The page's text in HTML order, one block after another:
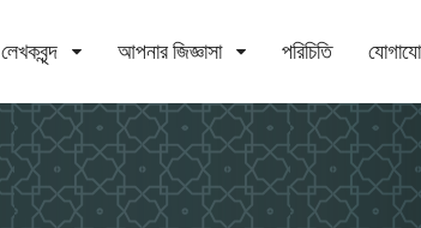
লেখকবৃন্দ আপনার জিজ্ঞাসা পরিচিতি